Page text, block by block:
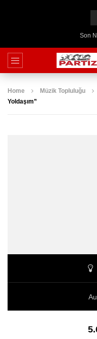
Son
Home Müzik Topluluğu
Yoldaşım”